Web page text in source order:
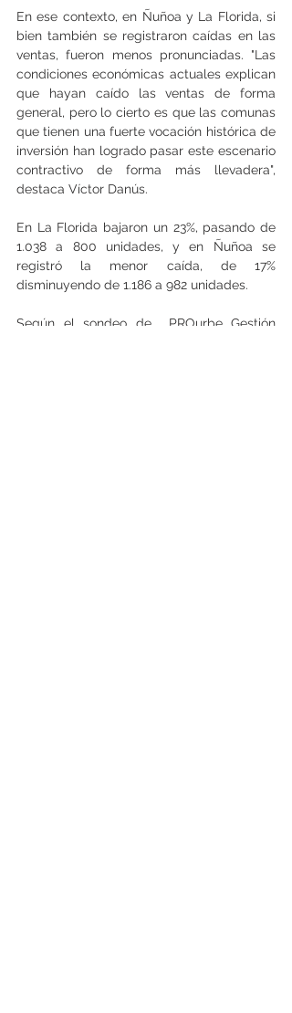
En ese contexto, en Ñuñoa y La Florida, si
bien también se registraron caídas en las
ventas, fueron menos pronunciadas. "Las
condiciones económicas actuales explican
que hayan caído las ventas de forma
general, pero lo cierto es que las comunas
que tienen una fuerte vocación histórica de
inversión han logrado pasar este escenario
contractivo de forma más llevadera",
destaca Víctor Danús.
En La Florida bajaron un 23%, pasando de
1.038 a 800 unidades, y en Ñuñoa se
registró la menor caída, de 17%
disminuyendo de 1.186 a 982 unidades.
Según el sondeo de  PROurbe Gestión